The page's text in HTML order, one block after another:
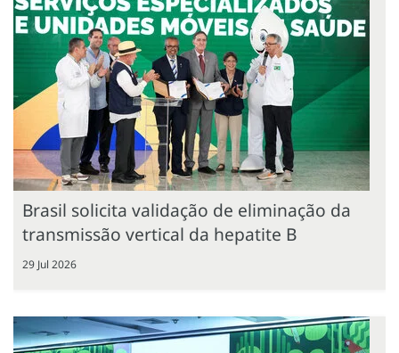
Brasil solicita validação de eliminação da
transmissão vertical da hepatite B
29 Jul 2026